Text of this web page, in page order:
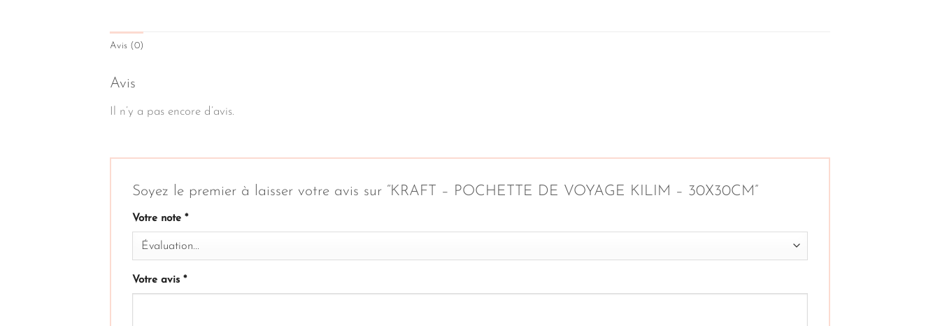
Avis (0)
Avis
Il n’y a pas encore d’avis.
Soyez le premier à laisser votre avis sur “KRAFT – POCHETTE DE VOYAGE KILIM – 30X30CM”
Votre note *
Votre avis *